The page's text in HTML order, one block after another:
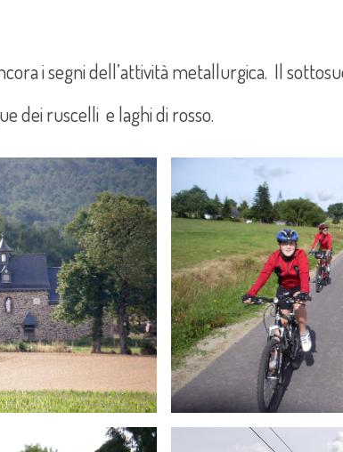
i segni dell’attività metallurgica. Il
dei ruscelli e laghi di rosso.